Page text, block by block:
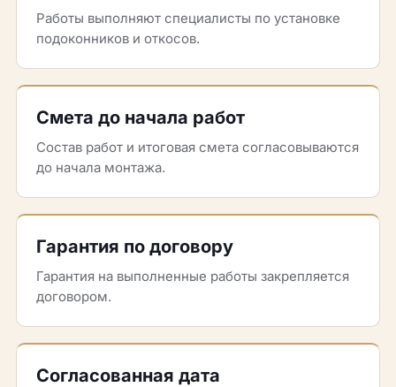
Работы выполняют специалисты по установке
подоконников и откосов.
Смета до начала работ
Состав работ и итоговая смета согласовываются
до начала монтажа.
Гарантия по договору
Гарантия на выполненные работы закрепляется
договором.
Согласованная дата